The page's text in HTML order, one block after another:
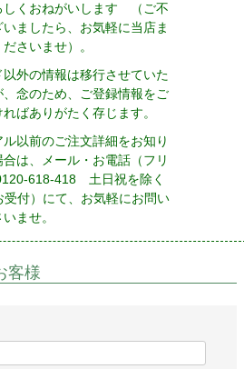
しくおねがいします （ご不
ましたら、お気軽に当店ま
さいませ）。
外の情報は移行させていた
、念のため、ご登録情報をご
ばありがたく存じます。
以前のご注文詳細をお知り
は、メール・お電話（フリ
618-418 土日祝を除く
受付）にて、お気軽にお問い
ませ。
客様